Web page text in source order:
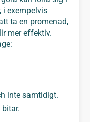
i exempelvis
ta en promenad,
mer effektiv.
inte samtidigt.